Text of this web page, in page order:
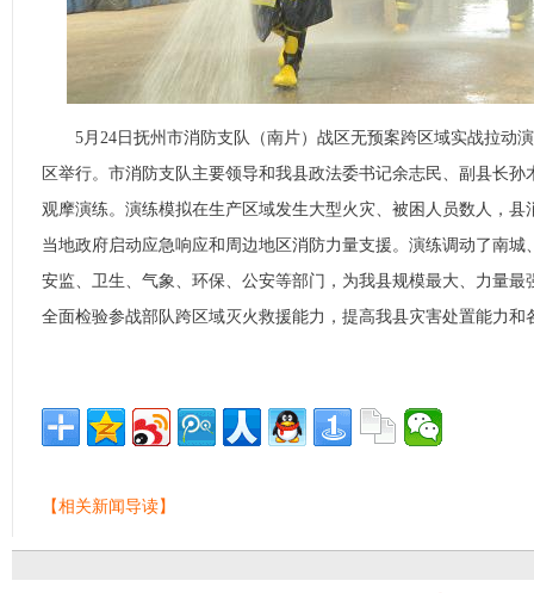
5月24日抚州市消防支队（南片）战区无预案跨区域实战拉动
区举行。市消防支队主要领导和我县政法委书记余志民、副县长
观摩演练。演练模拟在生产区域发生大型火灾、被困人员数人，县
当地政府启动应急响应和周边地区消防力量支援。演练调动了南城
安监、卫生、气象、环保、公安等部门，为我县规模最大、力量最
全面检验参战部队跨区域灭火救援能力，提高我县灾害处置能力和
【相关新闻导读】